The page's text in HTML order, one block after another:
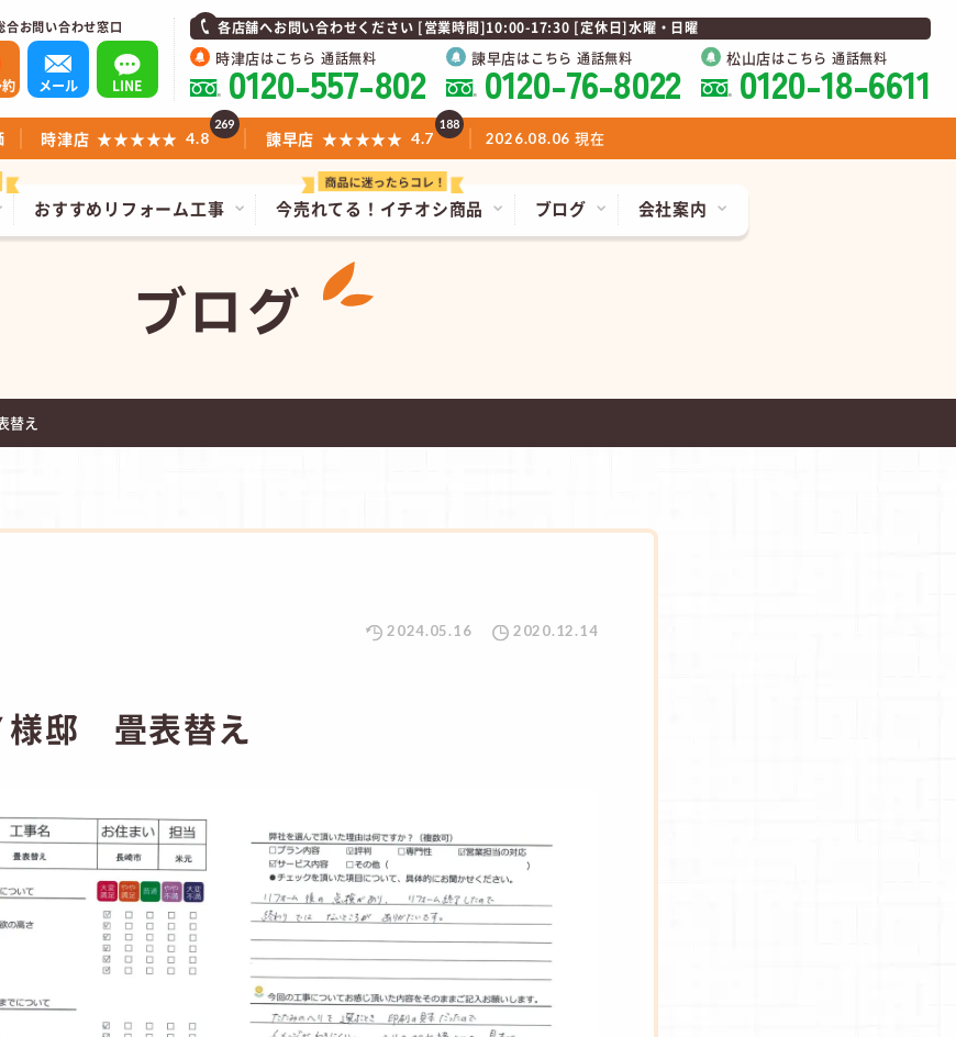
合お問い合わせ窓口
メール LINE
各店舗へお問い合わせください [営業時間]10:00-17:30 [定休日]水曜・日曜
時津店はこちら 通話無料
0120-557-802 諫早店はこちら 通話無料
0120-76-8022 松山店はこちら 通話無料
0120-18-6611
今売れてる！ イチオシ商品
おすすめリフォーム工事 ブログ 会社案内
時津店 ★★★★★ 4.8
269
諫早店 ★★★★★ 4.7
188
2026.08.06 現在
ブログ
え
2024.05.16 2020.12.14
邸 畳表替え